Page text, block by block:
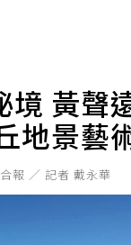
境 黃聲
地景藝
報 ／ 記者 戴永華